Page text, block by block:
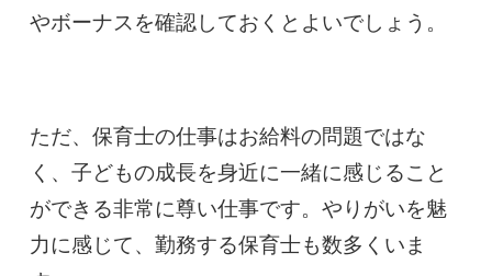
やボーナスを確認しておくとよいでしょう。
ただ、保育士の仕事はお給料の問題ではな
く、子どもの成長を身近に一緒に感じること
ができる非常に尊い仕事です。やりがいを魅
力に感じて、勤務する保育士も数多くいま